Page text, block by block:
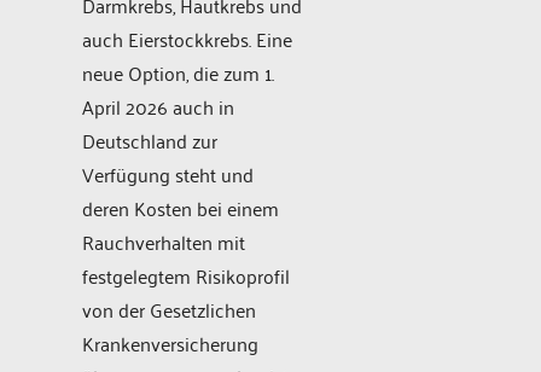
auch Eierstockkrebs. Eine
neue Option, die zum 1.
April 2026 auch in
Deutschland zur
Verfügung steht und
deren Kosten bei einem
Rauchverhalten mit
festgelegtem Risikoprofil
von der Gesetzlichen
Krankenversicherung